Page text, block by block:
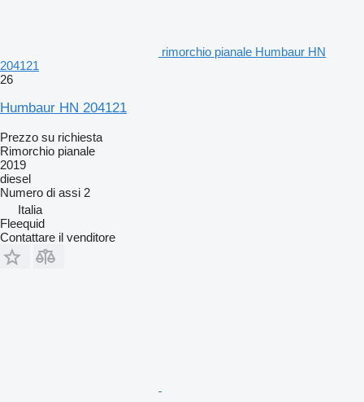
rimorchio pianale Humbaur HN
204121
26
Humbaur HN 204121
Prezzo su richiesta
Rimorchio pianale
2019
diesel
Numero di assi 2
Italia
Fleequid
Contattare il venditore